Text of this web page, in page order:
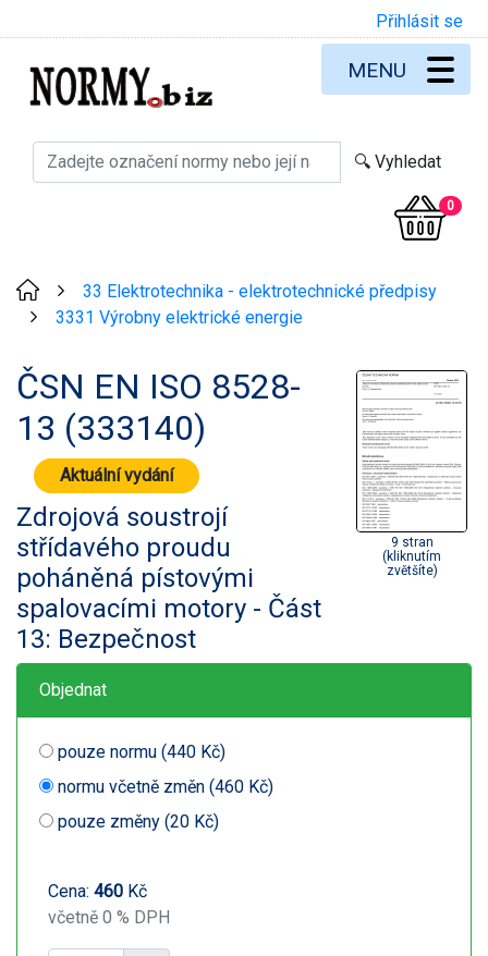
Přihlásit se
0
MENU
33 Elektrotechnika - elektrotechnické předpisy
3331 Výrobny elektrické energie
ČSN EN ISO 8528-
13 (333140)
Aktuální vydání
Zdrojová soustrojí
střídavého proudu
poháněná pístovými
spalovacími motory - Část
13: Bezpečnost
9 stran
(kliknutím
zvětšíte)
Objednat
pouze normu (440 Kč)
normu včetně změn (460 Kč)
pouze změny (20 Kč)
Cena: 460 Kč
včetně 0 % DPH